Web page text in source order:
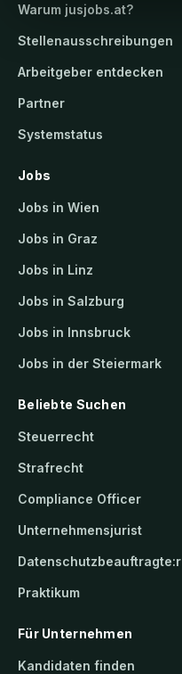
Warum jusjobs.at?
Stellenausschreibungen
Arbeitgeber entdecken
Partner
Systemstatus
Jobs
Jobs in Wien
Jobs in Graz
Jobs in Linz
Jobs in Salzburg
Jobs in Innsbruck
Jobs in der Steiermark
Beliebte Suchen
Steuerrecht
Strafrecht
Compliance Officer
Unternehmensjurist
Datenschutzbeauftragte:r
Praktikum
Für Unternehmen
Kandidaten finden